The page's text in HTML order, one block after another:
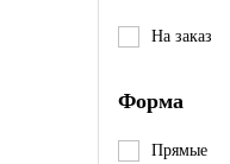
На заказ
Форма
Прямые